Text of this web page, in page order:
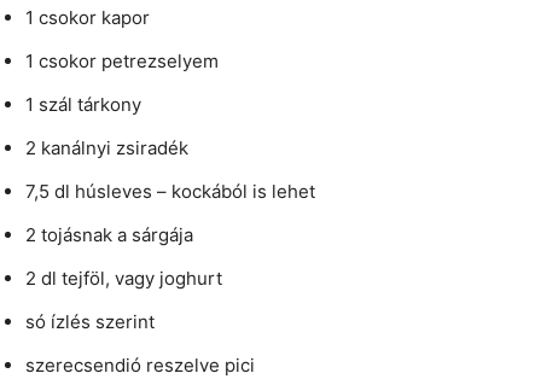
1 csokor kapor
1 csokor petrezselyem
1 szál tárkony
2 kanálnyi zsiradék
7,5 dl húsleves – kockából is lehet
2 tojásnak a sárgája
2 dl tejföl, vagy joghurt
só ízlés szerint
szerecsendió reszelve pici